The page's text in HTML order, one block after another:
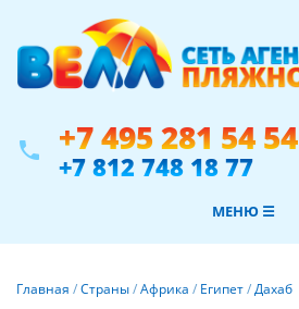
phone +7 495 281 54 54
+7 812 748 18 77
МЕНЮ ☰
Главная /Страны/Африка / Египет/Дахаб